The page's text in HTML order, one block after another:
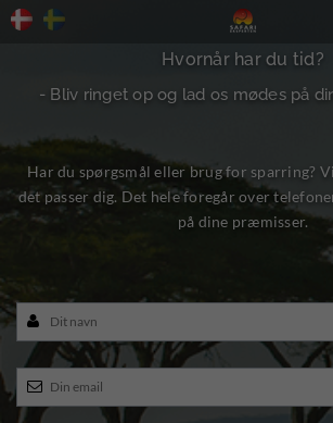
Hvornår har du tid?
- Bliv ringet op og lad os mødes på
Har du spørgsmål eller brug for sparring?
det passer dig. Det hele foregår over
på dine præmisser.